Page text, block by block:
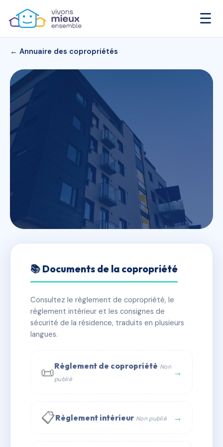
☰
← Annuaire des copropriétés
6R-MELSHEIM
✓ Immatriculée 🏠 8 lots 🏗 2 bâtiment(s)
📞 Contacter Syndic Digital
📚 Documents de la copropriété
Consultez le règlement de copropriété, le
règlement intérieur et les consignes de
sécurité de la résidence, traduits en plusieurs
langues.
📜Règlement de copropriété Non
publié
→
📋Règlement intérieur Non publié →